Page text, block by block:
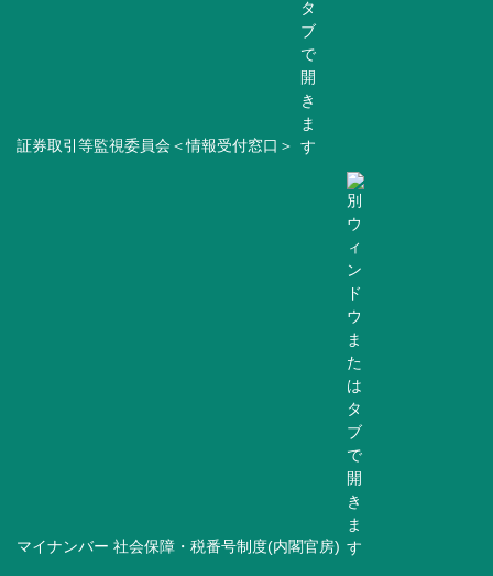
証券取引等監視委員会＜情報受付窓口＞
マイナンバー 社会保障・税番号制度(内閣官房)